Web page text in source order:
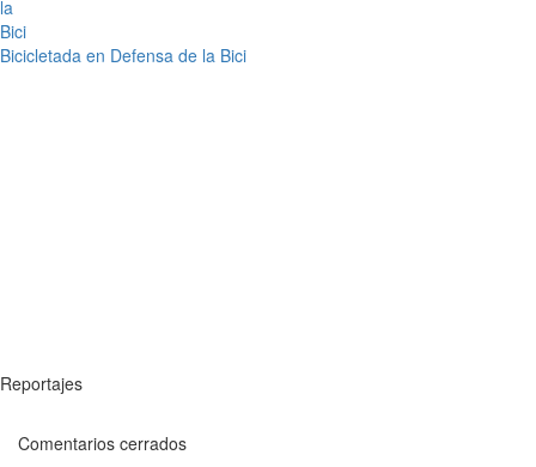
Bicicletada en Defensa de la Bici
Reportajes
Comentarios cerrados